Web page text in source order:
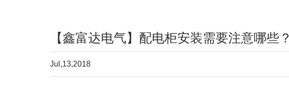
【鑫富达电气】配电柜安装需要注意哪些？
Jul,13,2018